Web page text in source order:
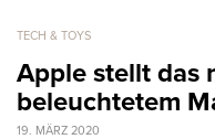
TECH & TOYS
Apple stellt das
beleuchtetem
19. MÄRZ 2020